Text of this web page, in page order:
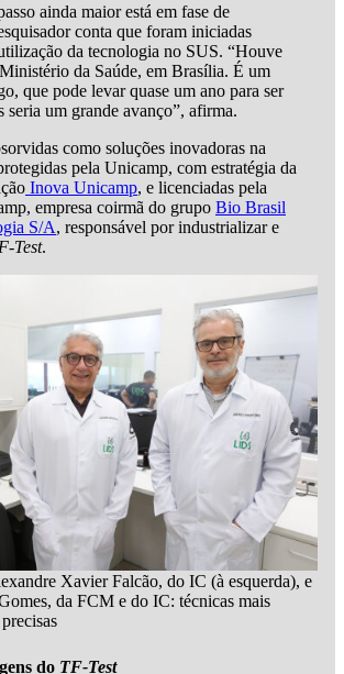
ainda maior está em fase de
conta que foram iniciadas
da tecnologia no SUS. “Houve
da Saúde, em Brasília. É um
que pode levar quase um ano para ser
seria um grande avanço”, afirma.
como soluções inovadoras na
pela Unicamp, com estratégia da
Inova Unicamp, e licenciadas pela
empresa coirmã do grupo Bio Brasil
S/A, responsável por industrializar e
Test.
Xavier Falcão, do IC (à esquerda), e
da FCM e do IC: técnicas mais
do TF-Test